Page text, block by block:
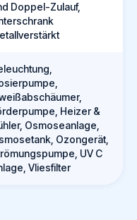
Doppel-Zulauf,
Heizer &
Osmoseanlage,
Ozongerät,
UV C
Vliesfilter